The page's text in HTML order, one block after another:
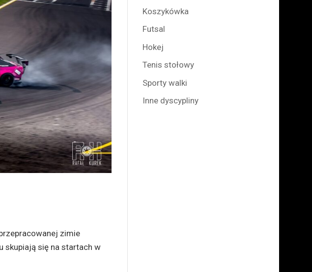
zimie
skupiają się na startach w
Koszykówka
Futsal
Hokej
Tenis stołowy
Sporty walki
Inne dyscypliny